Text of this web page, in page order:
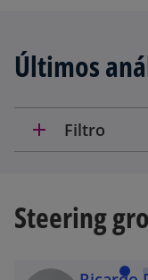
Últimos
add Filtro
Steering